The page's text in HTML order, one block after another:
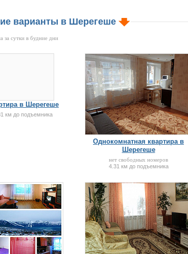
варианты в Шерегеше
за сутки в будние дни
в Шерегеше
км до подъемника
Однокомнатная квартира в
Шерегеше
нет свободных номеров
4.31 км до подъемника